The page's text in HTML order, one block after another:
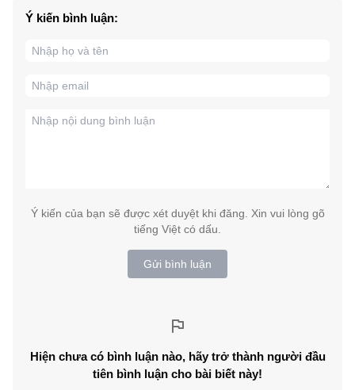
Ý kiến bình luận:
Ý kiến của bạn sẽ được xét duyệt khi đăng. Xin vui lòng gõ
tiếng Việt có dấu.
Gửi bình luận
Hiện chưa có bình luận nào, hãy trở thành người đầu
tiên bình luận cho bài biết này!